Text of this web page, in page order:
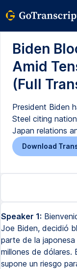
Biden
Amid
(Full
President Biden
Steel citing
Japan relations
Download
Speaker 1:
Joe Biden, decidió
parte de la
millones de dólares.
supone un riesgo